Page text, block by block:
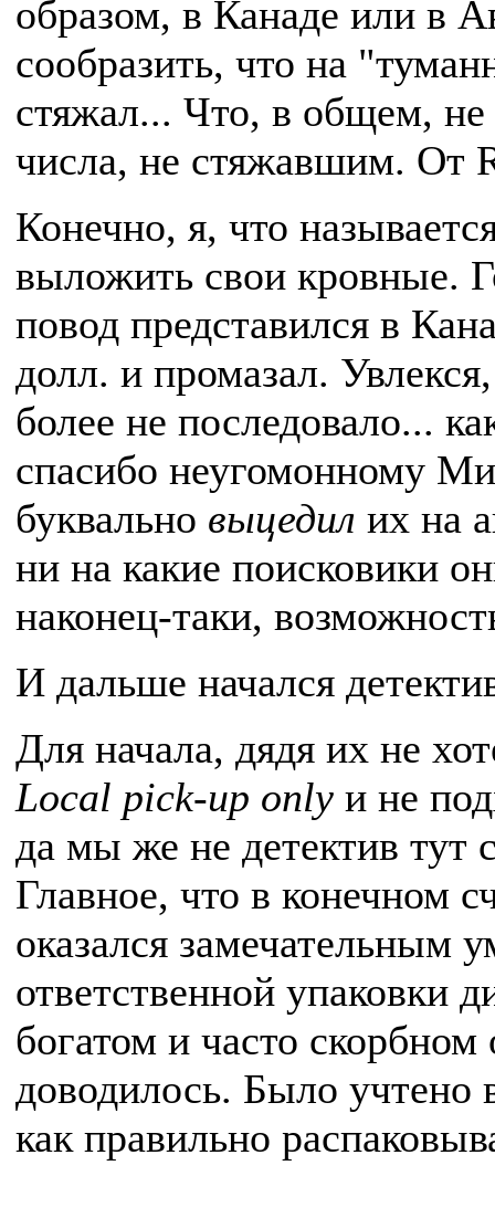
образом, в Канаде или в
сообразить, что на
стяжал... Что, в общем,
числа, не стяжавшим. От
Конечно, я, что
выложить свои кровные.
повод представился в
долл. и промазал.
более не последовало...
спасибо неугомонному
буквально выцедил их на
ни на какие поисковики
наконец-таки,
И дальше начался
Для начала, дядя их не
Local pick-up only и не
да мы же не детектив тут
Главное, что в конечном
оказался замечательным
ответственной упаковки
богатом и часто
доводилось. Было учтено
как правильно